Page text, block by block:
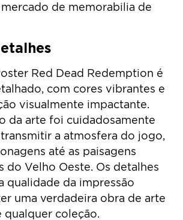
de memorabilia de
Red Dead Redemption é
com cores vibrantes e
visualmente impactante.
da arte foi cuidadosamente
a atmosfera do jogo,
até as paisagens
do Velho Oeste. Os detalhes
qualidade da impressão
uma verdadeira obra de arte
coleção.